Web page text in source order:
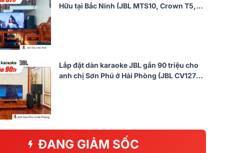
Bán Chạy
Micro Không Dây BCE U900
Plus X (New)
Hữu tại Bắc Ninh (JBL MTS10, Crown T5,
Lắp đặt dàn karaoke JBL gần 90 triệu cho
anh chị Sơn Phú ở Hải Phòng (JBL CV1270,
ĐANG GIẢM SỐC